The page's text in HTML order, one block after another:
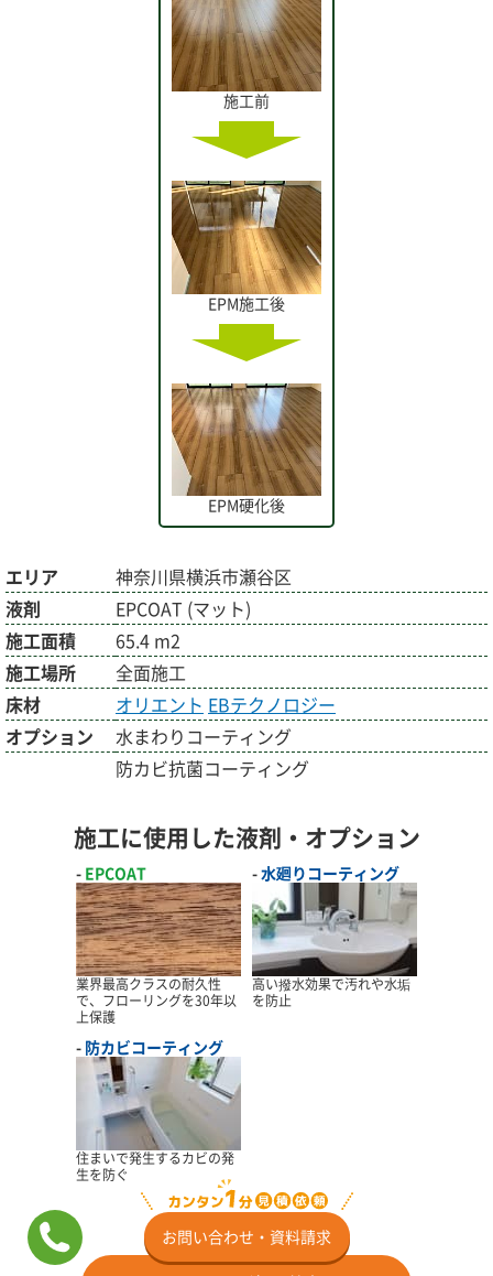
施工前
EPM施工後
EPM硬化後
エリア
神奈川県横浜市瀬谷区
液剤
EPCOAT (マット)
施工面積
65.4 m2
施工場所
全面施工
床材
オリエント EBテクノロジー
オプション
水まわりコーティング
防カビ抗菌コーティング
施工に使用した液剤・オプション
EPCOAT
業界最高クラスの耐久性
で、フローリングを30年以
上保護
水廻りコーティング
高い撥水効果で汚れや水垢
を防止
防カビコーティング
住まいで発生するカビの発
生を防ぐ
お問い合わせ・資料請求